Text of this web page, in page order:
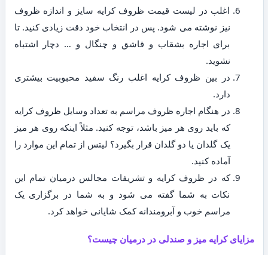
اغلب در لیست قیمت ظروف کرایه سایز و اندازه ظروف
نیز نوشته می شود. پس در انتخاب خود دقت زیادی کنید. تا
برای اجاره بشقاب و قاشق و چنگال و … دچار اشتباه
نشوید.
در بین ظروف کرایه اغلب رنگ سفید محبوبیت بیشتری
دارد.
در هنگام اجاره ظروف مراسم به تعداد وسایل ظروف کرایه
که باید روی هر میز باشد، توجه کنید. مثلاً اینکه روی هر میز
یک گلدان یا دو گلدان قرار بگیرد؟ لیتس از تمام این موارد را
آماده کنید.
که در ظروف کرایه و تشریفات مجالس درمیان تمام این
نکات به شما گفته می شود و به شما در برگزاری یک
مراسم خوب و آبرومندانه کمک شایانی خواهد کرد.
مزایای کرایه میز و صندلی در درمیان چیست؟